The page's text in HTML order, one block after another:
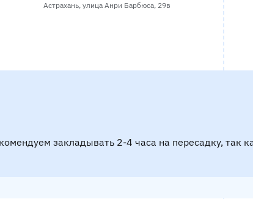
Астрахань, улица Анри Барбюса, 29в
закладывать 2-4 часа на пересадку, так